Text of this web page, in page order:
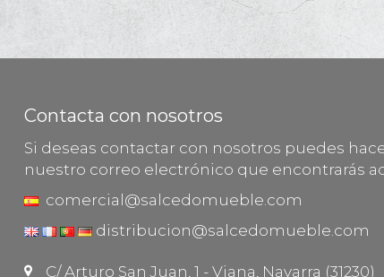
Contacta con nosotros
Si deseas contactar con nosotros puedes
nuestro correo electrónico que encontrarás
comercial@salcedomueble.com
distribucion@salcedomueble.com
C/ Arturo San Juan, 1 - Viana, Navarra (31230)